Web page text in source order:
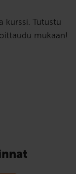
kurssi. Tutustu
mukaan!